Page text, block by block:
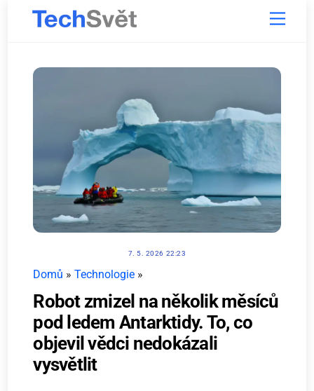
Menu
7. 5. 2026 22:23
Domů » Technologie »
Robot zmizel na několik měsíců
pod ledem Antarktidy. To, co
objevil vědci nedokázali
vysvětlit